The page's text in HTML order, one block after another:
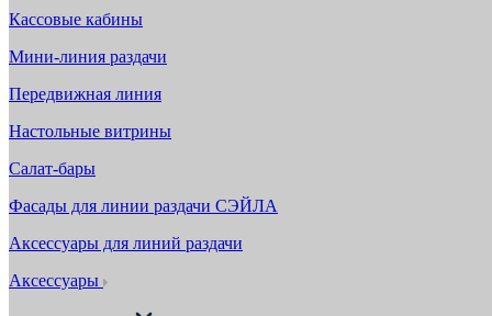
Кассовые кабины
Мини-линия раздачи
Передвижная линия
Настольные витрины
Салат-бары
Фасады для линии раздачи СЭЙЛА
Аксессуары для линий раздачи
Аксессуары